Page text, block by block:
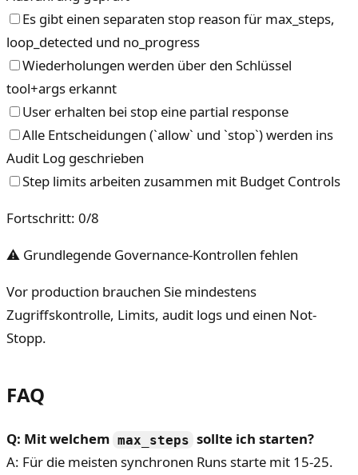
Es gibt einen separaten stop reason für max_steps,
loop_detected und no_progress
Wiederholungen werden über den Schlüssel
tool+args erkannt
User erhalten bei stop eine partial response
Alle Entscheidungen (`allow` und `stop`) werden ins
Audit Log geschrieben
Step limits arbeiten zusammen mit Budget Controls
Fortschritt: 0/8
⚠ Grundlegende Governance-Kontrollen fehlen
Vor production brauchen Sie mindestens
Zugriffskontrolle, Limits, audit logs und einen Not-
Stopp.
FAQ
Q: Mit welchem max_steps sollte ich starten?
A: Für die meisten synchronen Runs starte mit 15-25.